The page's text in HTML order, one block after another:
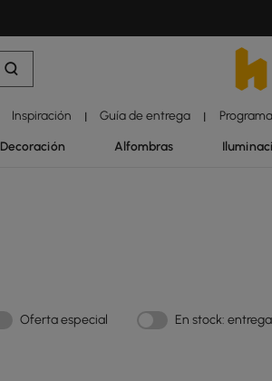
Inspiración | Guía de entrega |
Decoración Alfombras
Oferta especial En stock: